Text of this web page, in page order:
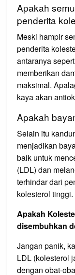
Apakah
penderita
Meski hampir
penderita
antaranya
memberikan
maksimal.
kaya akan
Apakah
Selain itu
menjadikan
baik untuk
(LDL) dan
terhindar dari
kolesterol tinggi.
Apakah
disembuhkan
Jangan panik,
LDL (kolesterol
dengan obat-